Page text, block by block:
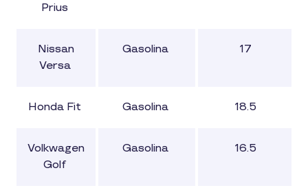
Prius
Nissan
Versa
Gasolina 17
Honda Fit Gasolina 18.5
Volkwagen
Golf
Gasolina 16.5